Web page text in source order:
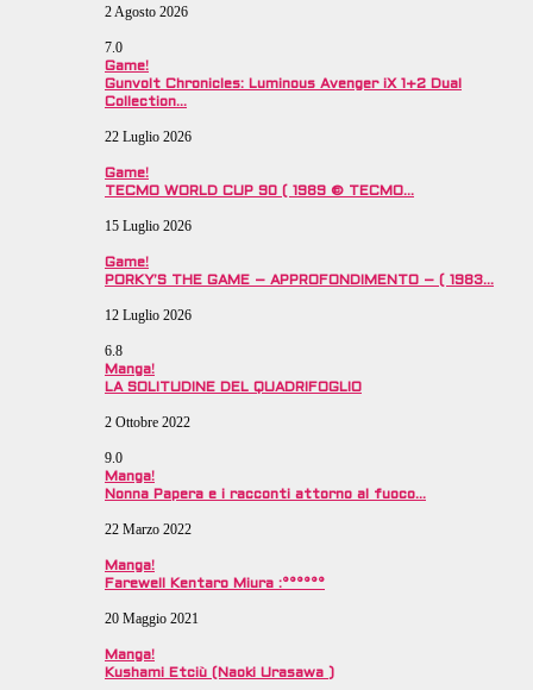
2 Agosto 2026
7.0
Game!
Gunvolt Chronicles: Luminous Avenger iX 1+2 Dual
Collection…
22 Luglio 2026
Game!
TECMO WORLD CUP 90 ( 1989 © TECMO…
15 Luglio 2026
Game!
PORKY’S THE GAME – APPROFONDIMENTO – ( 1983…
12 Luglio 2026
6.8
Manga!
LA SOLITUDINE DEL QUADRIFOGLIO
2 Ottobre 2022
9.0
Manga!
Nonna Papera e i racconti attorno al fuoco…
22 Marzo 2022
Manga!
Farewell Kentaro Miura :°°°°°°
20 Maggio 2021
Manga!
Kushami Etciù (Naoki Urasawa )